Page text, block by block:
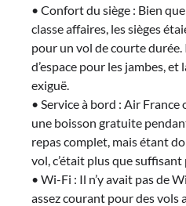
• Confort du siège : Bien
classe affaires, les sièges
pour un vol de courte
d’espace pour les jambes, et
exiguë.
• Service à bord : Air
une boisson gratuite
repas complet, mais étant
vol, c’était plus que suffisant
• Wi-Fi : Il n’y avait pas de
assez courant pour des vols